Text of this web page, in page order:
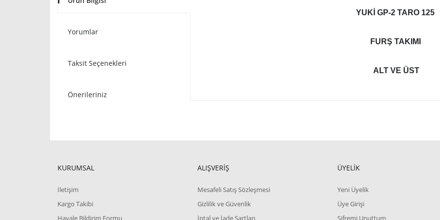
Yorumlar
Taksit Seçenekleri
Önerileriniz
YUKI GP-2 TARO 125
FURŞ TAKIMI
ALT VE ÜST
KURUMSAL
İletişim
Kargo Takibi
Havale Bildirim Formu
ALIŞVERİŞ
Mesafeli Satış Sözleşmesi
Gizlilik ve Güvenlik
İptal ve İade Şartları
ÜYELİK
Yeni Üyelik
Üye Girişi
Şifremi Unuttum